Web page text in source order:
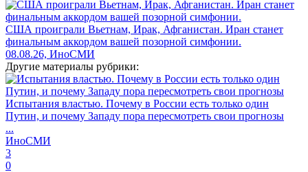
США проиграли Вьетнам, Ирак, Афганистан. Иран станет
финальным аккордом вашей позорной симфонии.
08.08.26, ИноСМИ
Другие материалы рубрики:
Испытания властью. Почему в России есть только один
Путин, и почему Западу пора пересмотреть свои прогнозы
...
ИноСМИ
3
0